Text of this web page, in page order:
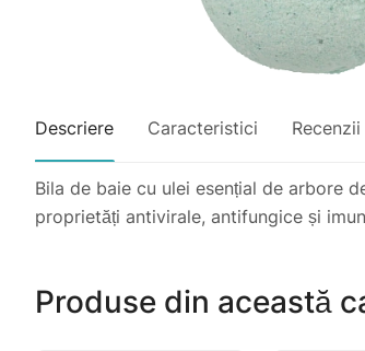
Descriere Caracteristici Recenzii
Bila de baie cu ulei esențial de arbore
proprietăți antivirale, antifungice și
Produse din această